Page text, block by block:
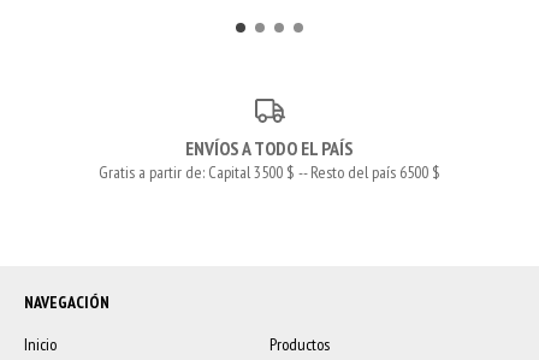
ENVÍOS A TODO EL PAÍS
Gratis a partir de: Capital 3500 $ -- Resto del país 6500 $
NAVEGACIÓN
Inicio
Productos